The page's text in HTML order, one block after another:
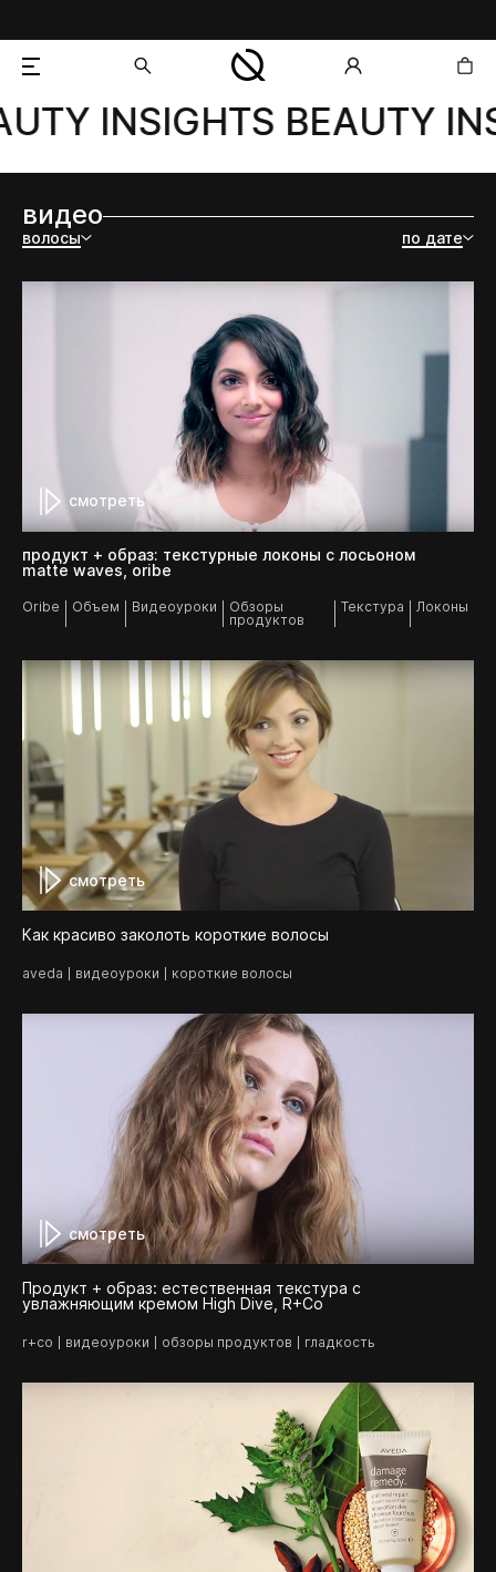
добавлен в корзину
INSIGHTS BEAUTY
волосы
видео
по дате
смотреть
продукт + образ: текстурные локоны с лосьоном
matte waves, oribe
Oribe Объем Видеоуроки
Обзоры
продуктов
Текстура Локоны
смотреть
Как красиво заколоть короткие волосы
aveda видеоуроки короткие волосы
смотреть
Продукт + образ: естественная текстура с
увлажняющим кремом High Dive, R+Co
r+co видеоуроки обзоры продуктов гладкость